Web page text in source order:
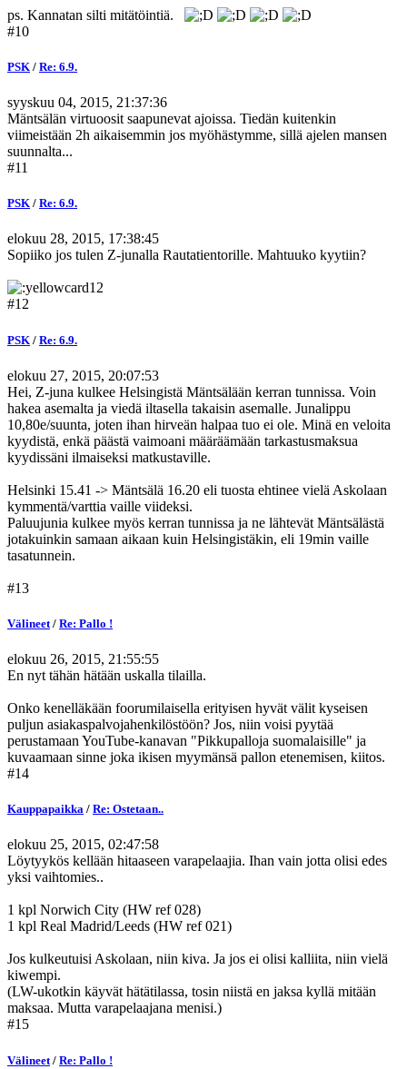
ps. Kannatan silti mitätöintiä.
#10
PSK / Re: 6.9.
syyskuu 04, 2015, 21:37:36
Mäntsälän virtuoosit saapunevat ajoissa. Tiedän kuitenkin
viimeistään 2h aikaisemmin jos myöhästymme, sillä ajelen mansen
suunnalta...
#11
PSK / Re: 6.9.
elokuu 28, 2015, 17:38:45
Sopiiko jos tulen Z-junalla Rautatientorille. Mahtuuko kyytiin?
#12
PSK / Re: 6.9.
elokuu 27, 2015, 20:07:53
Hei, Z-juna kulkee Helsingistä Mäntsälään kerran tunnissa. Voin
hakea asemalta ja viedä iltasella takaisin asemalle. Junalippu
10,80e/suunta, joten ihan hirveän halpaa tuo ei ole. Minä en veloita
kyydistä, enkä päästä vaimoani määräämään tarkastusmaksua
kyydissäni ilmaiseksi matkustaville.
Helsinki 15.41 -> Mäntsälä 16.20 eli tuosta ehtinee vielä Askolaan
kymmentä/varttia vaille viideksi.
Paluujunia kulkee myös kerran tunnissa ja ne lähtevät Mäntsälästä
jotakuinkin samaan aikaan kuin Helsingistäkin, eli 19min vaille
tasatunnein.
#13
Välineet / Re: Pallo !
elokuu 26, 2015, 21:55:55
En nyt tähän hätään uskalla tilailla.
Onko kenelläkään foorumilaisella erityisen hyvät välit kyseisen
puljun asiakaspalvojahenkilöstöön? Jos, niin voisi pyytää
perustamaan YouTube-kanavan "Pikkupalloja suomalaisille" ja
kuvaamaan sinne joka ikisen myymänsä pallon etenemisen, kiitos.
#14
Kauppapaikka / Re: Ostetaan..
elokuu 25, 2015, 02:47:58
Löytyykös kellään hitaaseen varapelaajia. Ihan vain jotta olisi edes
yksi vaihtomies..
1 kpl Norwich City (HW ref 028)
1 kpl Real Madrid/Leeds (HW ref 021)
Jos kulkeutuisi Askolaan, niin kiva. Ja jos ei olisi kalliita, niin vielä
kiwempi.
(LW-ukotkin käyvät hätätilassa, tosin niistä en jaksa kyllä mitään
maksaa. Mutta varapelaajana menisi.)
#15
Välineet / Re: Pallo !